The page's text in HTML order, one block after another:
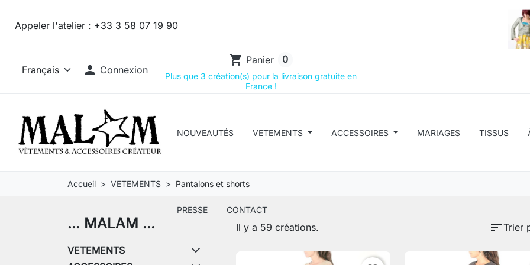
Appeler l'atelier : +33 3 58 07 19 90
 Connexion
shopping_cart Panier 0
Plus que 3 création(s) pour la livraison gratuite en
France !
NOUVEAUTÉS VETEMENTS ACCESSOIRES MARIAGES TISSUS
PRESSE CONTACT
Accueil VETEMENTS Pantalons et shorts
... MALAM ...
VETEMENTS
Il y a 59 créations. sortTrier